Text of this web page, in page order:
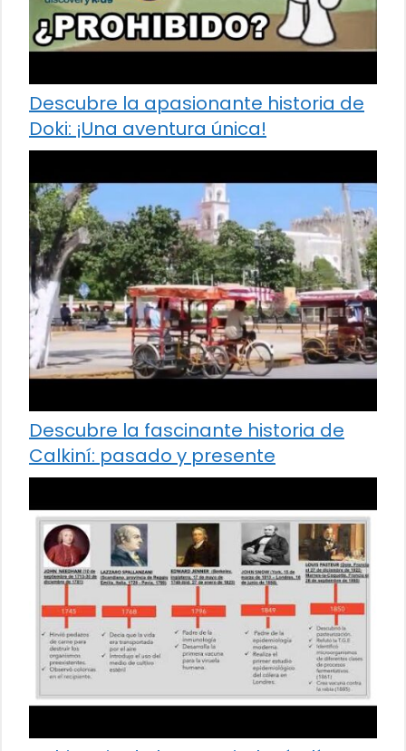
Descubre la apasionante historia de
Doki: ¡Una aventura única!
Descubre la fascinante historia de
Calkiní: pasado y presente